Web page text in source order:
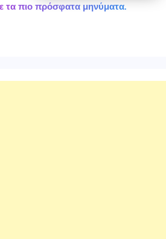
τα πιο πρόσφατα μηνύματα.